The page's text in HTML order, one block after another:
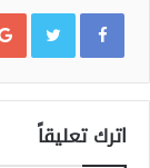
اترك تعليقاً